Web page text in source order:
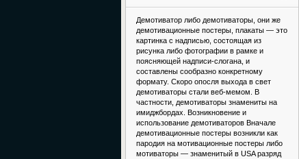
Демотиватор либо демотиваторы, они же
демотивационные постеры, плакаты — это
картинка с надписью, состоящая из
рисунка либо фотографии в рамке и
поясняющей надписи-слогана, и
составлены сообразно конкретному
формату. Скоро опосля выхода в свет
демотиваторы стали веб-мемом. В
частности, демотиваторы знамениты на
имиджбордах. Возникновение и
использование демотиваторов Вначале
демотивационные постеры возникли как
пародия на мотивационные постеры либо
мотиваторы — знаменитый в USA разряд